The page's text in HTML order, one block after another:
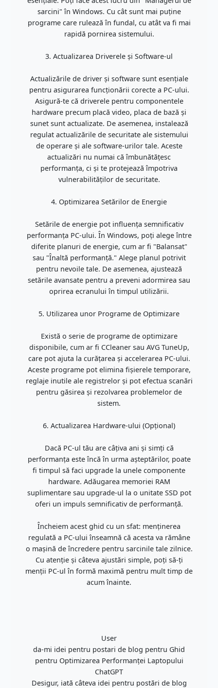
sarcini" în Windows. Cu cât sunt mai puține
programe care rulează în fundal, cu atât va fi mai
rapidă pornirea sistemului.
3. Actualizarea Driverele și Software-ul
Actualizările de driver și software sunt esențiale
pentru asigurarea funcționării corecte a PC-ului.
Asigură-te că driverele pentru componentele
hardware precum placă video, placa de bază și
sunet sunt actualizate. De asemenea, instalează
regulat actualizările de securitate ale sistemului
de operare și ale software-urilor tale. Aceste
actualizări nu numai că îmbunătățesc
performanța, ci și te protejează împotriva
vulnerabilităților de securitate.
4. Optimizarea Setărilor de Energie
Setările de energie pot influența semnificativ
performanța PC-ului. În Windows, poți alege între
diferite planuri de energie, cum ar fi "Balansat"
sau "Înaltă performanță." Alege planul potrivit
pentru nevoile tale. De asemenea, ajustează
setările avansate pentru a preveni adormirea sau
oprirea ecranului în timpul utilizării.
5. Utilizarea unor Programe de Optimizare
Există o serie de programe de optimizare
disponibile, cum ar fi CCleaner sau AVG TuneUp,
care pot ajuta la curățarea și accelerarea PC-ului.
Aceste programe pot elimina fișierele temporare,
reglaje inutile ale registrelor și pot efectua scanări
pentru găsirea și rezolvarea problemelor de
sistem.
6. Actualizarea Hardware-ului (Opțional)
Dacă PC-ul tău are câțiva ani și simți că
performanța este încă în urma așteptărilor, poate
fi timpul să faci upgrade la unele componente
hardware. Adăugarea memoriei RAM
suplimentare sau upgrade-ul la o unitate SSD pot
oferi un impuls semnificativ de performanță.
Încheiem acest ghid cu un sfat: menținerea
regulată a PC-ului înseamnă că acesta va rămâne
o mașină de încredere pentru sarcinile tale zilnice.
Cu atenție și câteva ajustări simple, poți să-ți
menții PC-ul în formă maximă pentru mult timp de
acum înainte.
User
da-mi idei pentru postari de blog pentru Ghid
pentru Optimizarea Performanței Laptopului
ChatGPT
Desigur, iată câteva idei pentru postări de blog